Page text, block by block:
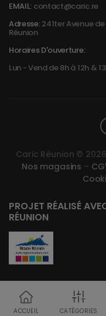
EMAIL: contact@caric.re
Adresse:241ter Avenue
Réunion
Horaires D'ouverture:
Lun - Vend de 8h à 12h &
Caric Réunion ©
Nos magasins –
PROJET RÉALISÉ
RÉUNION
ACCUEIL CATÉGORIES